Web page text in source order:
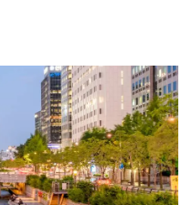
TITULARES